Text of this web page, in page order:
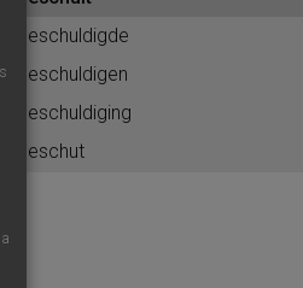
beschuldigde
beschuldigen
beschuldiging
beschut